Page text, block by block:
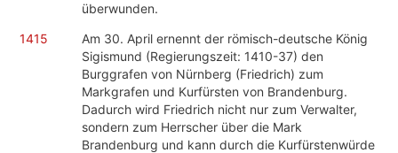
überwunden.
1415
Am 30. April ernennt der römisch-deutsche König
Sigismund (Regierungszeit: 1410-37) den
Burggrafen von Nürnberg (Friedrich) zum
Markgrafen und Kurfürsten von Brandenburg.
Dadurch wird Friedrich nicht nur zum Verwalter,
sondern zum Herrscher über die Mark
Brandenburg und kann durch die Kurfürstenwürde